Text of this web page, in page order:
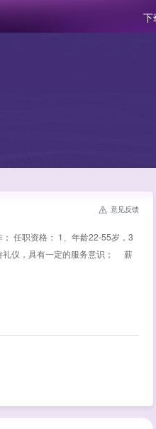
下
意见反馈
任职资格： 1、年龄22-55岁，3
礼仪，具有一定的服务意识； 薪